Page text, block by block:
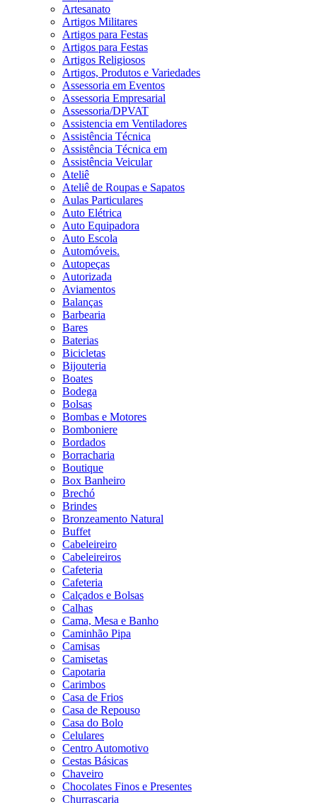
Artesanato
Artigos Militares
Artigos para Festas
Artigos para Festas
Artigos Religiosos
Artigos, Produtos e Variedades
Assessoria em Eventos
Assessoria Empresarial
Assessoria/DPVAT
Assistencia em Ventiladores
Assistência Técnica
Assistência Técnica em
Assistência Veicular
Ateliê
Ateliê de Roupas e Sapatos
Aulas Particulares
Auto Elétrica
Auto Equipadora
Auto Escola
Automóveis.
Autopeças
Autorizada
Aviamentos
Balanças
Barbearia
Bares
Baterias
Bicicletas
Bijouteria
Boates
Bodega
Bolsas
Bombas e Motores
Bomboniere
Bordados
Borracharia
Boutique
Box Banheiro
Brechó
Brindes
Bronzeamento Natural
Buffet
Cabeleireiro
Cabeleireiros
Cafeteria
Cafeteria
Calçados e Bolsas
Calhas
Cama, Mesa e Banho
Caminhão Pipa
Camisas
Camisetas
Capotaria
Carimbos
Casa de Frios
Casa de Repouso
Casa do Bolo
Celulares
Centro Automotivo
Cestas Básicas
Chaveiro
Chocolates Finos e Presentes
Churrascaria